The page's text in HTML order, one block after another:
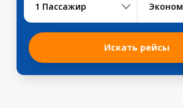
1 Пассажир Эконом
Искать рейсы